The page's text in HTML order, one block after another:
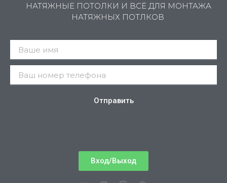
НАТЯЖНЫЕ ПОТОЛКИ И ВСЁ ДЛЯ МОНТАЖА
НАТЯЖНЫХ ПОТЛКОВ
Отправить
Вход/Выход